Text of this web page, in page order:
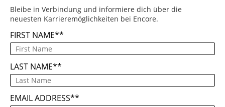
Bleibe in Verbindung und informiere dich über die
neuesten Karrieremöglichkeiten bei Encore.
FIRST NAME*
LAST NAME*
EMAIL ADDRESS*